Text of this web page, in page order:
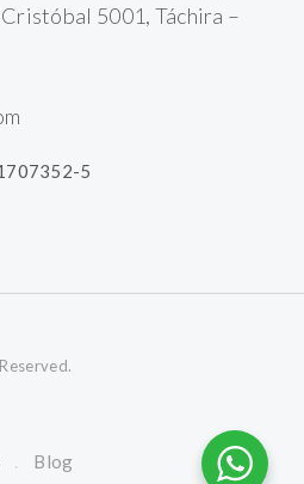
Cristóbal 5001, Táchira –
5
Blog